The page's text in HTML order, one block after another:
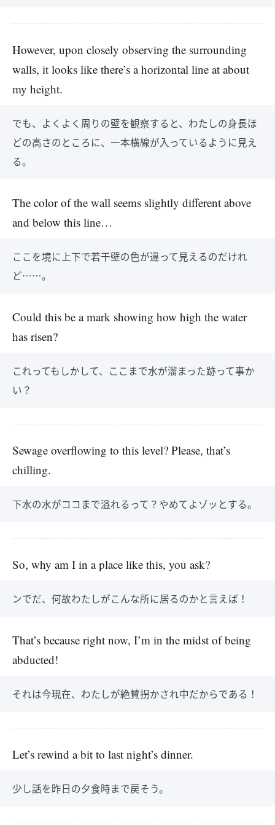
However, upon closely observing the surrounding
walls, it looks like there’s a horizontal line at about
my height.
でも、よくよく周りの壁を観察すると、わたしの身長ほ
どの高さのところに、一本横線が入っているように見え
る。
The color of the wall seems slightly different above
and below this line…
ここを境に上下で若干壁の色が違って見えるのだけれ
ど……。
Could this be a mark showing how high the water
has risen?
これってもしかして、ここまで水が溜まった跡って事か
い？
Sewage overflowing to this level? Please, that’s
chilling.
下水の水がココまで溢れるって？やめてよゾッとする。
So, why am I in a place like this, you ask?
ンでだ、何故わたしがこんな所に居るのかと言えば！
That’s because right now, I’m in the midst of being
abducted!
それは今現在、わたしが絶賛拐かされ中だからである！
Let’s rewind a bit to last night’s dinner.
少し話を昨日の夕食時まで戻そう。